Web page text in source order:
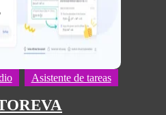
Asistente de tareas